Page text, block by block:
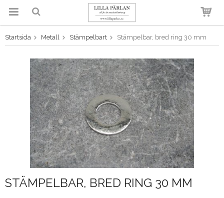
Produkten har blivit tillagd i
varukorgen
Startsida Metall Stämpelbart Stämpelbar, bred ring 30 mm
STÄMPELBAR, BRED RING 30 MM